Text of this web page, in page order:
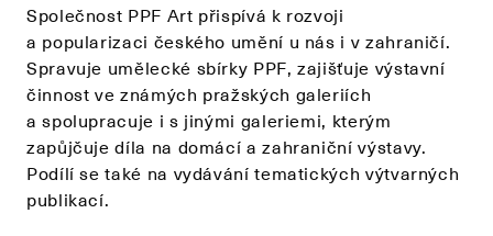
Společnost PPF Art přispívá k rozvoji
a popularizaci českého umění u nás i v zahraničí.
Spravuje umělecké sbírky PPF, zajišťuje výstavní
činnost ve známých pražských galeriích
a spolupracuje i s jinými galeriemi, kterým
zapůjčuje díla na domácí a zahraniční výstavy.
Podílí se také na vydávání tematických výtvarných
publikací.